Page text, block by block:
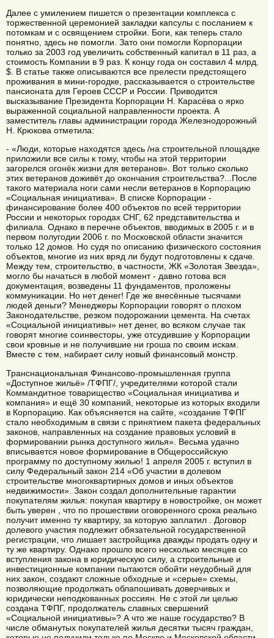
Далее с умилением пишется о презентации комплекса с
торжественной церемонией закладки капсулы с посланием к
потомкам и с освящением стройки. Боги, как теперь стало
понятно, здесь не помогли. Зато они помогли Корпорации
только за 2003 год увеличить собственный капитал в 11 раз, а
стоимость Компании в 9 раз. К концу года он составил 4 млрд.
$. В статье также описываются все прелести предстоящего
проживания в мини-городке, рассказывается о строительстве
пансионата для Героев СССР и России. Приводится
высказывание Президента Корпорации Н. Карасёва о ярко
выраженной социальной направленности проекта. А
заместитель главы администрации города Железнодорожный
Н. Крюкова отметила:
- «Люди, которые находятся здесь /на строительной площадке
приложили все силы к тому, чтобы на этой территории
загорелся огонёк жизни для ветеранов». Вот только сколько
этих ветеранов доживёт до окончания строительства?...После
такого материала ноги сами несли ветеранов в Корпорацию
«Социальная инициатива». В списке Корпорации -
финансирование более 400 объектов по всей территории
России и некоторых городах СНГ, 62 представительства и
филиала. Однако в перечне объектов, вводимых в 2005 г. и в
первом полугодии 2006 г. по Московской области значится
только 12 домов. Но судя по описанию физического состояния
объектов, многие из них вряд ли будут подготовлены к сдаче.
Между тем, строительство, в частности, ЖК «Золотая Звезда»,
могло бы начаться в любой момент - давно готова вся
документация, возведены 11 фундаментов, проложены
коммуникации. Но нет денег! Где же внесённые тысячами
людей деньги? Менеджеры Корпорации говорят о плохом
Законодательстве, резком подорожании цемента. На счетах
«Социальной инициативы» нет денег, во всяком случае так
говорят многие соинвесторы, уже отсудившие у Корпорации
свои кровные и не получившие ни гроша по своим искам.
Вместе с тем, набирает силу новый финансовый монстр.
Транснациональная Финансово-промышленная группа
«Доступное жильё» /ТФПГ/, учредителями которой стали
Коммандитное товарищество «Социальная инициатива и
компания» и ещё 30 компаний, некоторые из которых входили
в Корпорацию. Как объясняется на сайте, «создание ТФПГ
стало необходимым в связи с принятием пакета федеральных
законов, направленных на создание правовых условий в
формировании рынка доступного жилья». Весьма удачно
вписывается новое формирование в Общероссийскую
программу по доступному жилью! 1 апреля 2005 г. вступил в
силу Федеральный закон 214 «Об участии в долевом
строительстве многоквартирных домов и иных объектов
недвижимости». Закон создал дополнительные гарантии
покупателям жилья: покупая квартиру в новостройке, он может
быть уверен , что по прошествии оговоренного срока реально
получит именно ту квартиру, за которую заплатил . Договор
долевого участия подлежит обязательной государственной
регистрации, что лишает застройщика дважды продать одну и
ту же квартиру. Однако прошло всего несколько месяцев со
вступления закона в юридическую силу, а строительные и
инвестиционные компании пытаются обойти неудобный для
них закон, создают сложные обходные и «серые» схемы,
позволяющие продолжать облапошивать доверчивых и
юридически неподкованных россиян. Не с этой ли целью
создана ТФПГ, продолжатель славных свершений
«Социальной инициативы»? А что же наше государство? В
числе обманутых покупателей жилья десятки тысяч граждан,